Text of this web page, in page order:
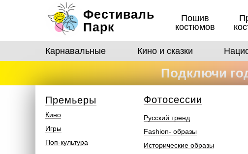
Фестиваль
Парк
Пошив
костюмов
Кино и сказки
Карнавальные
Подключи
Премьеры Фотосеcсии
Кино
Игры
Поп-культура
Русский тренд
Fashion- образы
Исторические образы